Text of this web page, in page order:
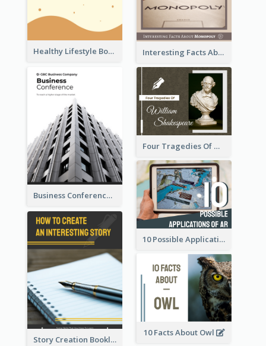
Healthy Lifestyle Booklet Interesting Facts About Monopoly
Business Conference Booklet
Four Tragedies Of William Shakespeare
10 Possible Applications Of Augmented Reality (AR)
Story Creation Booklet
10 Facts About Owl